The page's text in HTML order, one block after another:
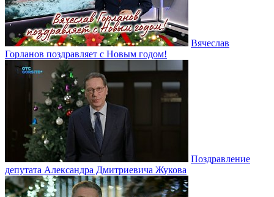
Вячеслав
Горланов поздравляет с Новым годом!
Поздравление
депутата Александра Дмитриевича Жукова